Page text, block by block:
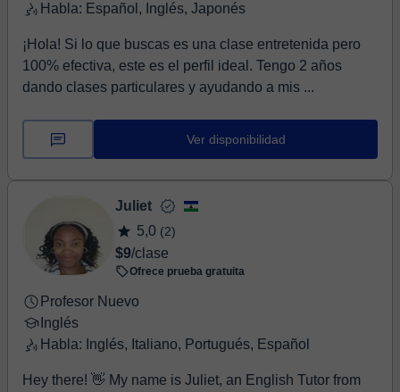
Habla: Español, Inglés, Japonés
¡Hola! Si lo que buscas es una clase entretenida pero
100% efectiva, este es el perfil ideal. Tengo 2 años
dando clases particulares y ayudando a mis ...
Ver disponibilidad
Juliet
5,0 (2)
$9/clase
Ofrece prueba gratuita
Profesor Nuevo
Inglés
Habla: Inglés, Italiano, Portugués, Español
Hey there! 👋 My name is Juliet, an English Tutor from